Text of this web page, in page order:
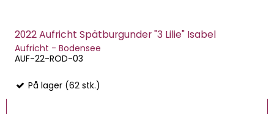
2022 Aufricht Spätburgunder "3 Lilie" Isabel
Aufricht - Bodensee
AUF-22-ROD-03
På lager (62 stk.)